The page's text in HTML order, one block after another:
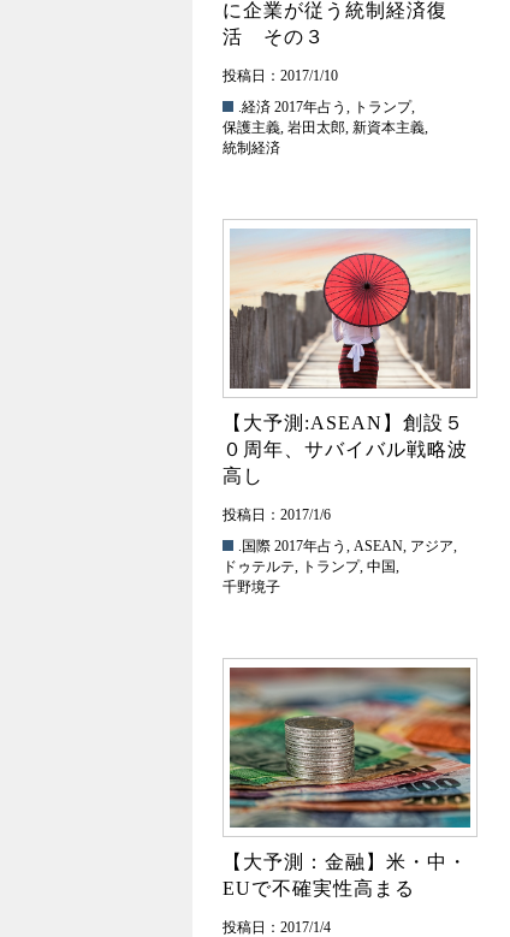
に企業が従う統制経済復
活 その３
投稿日：2017/1/10
.経済 2017年占う , トランプ,
保護主義, 岩田太郎, 新資本主義,
統制経済
【大予測:ASEAN】創設５
０周年、サバイバル戦略波
高し
投稿日：2017/1/6
.国際 2017年占う , ASEAN, アジア,
ドゥテルテ, トランプ, 中国,
千野境子
【大予測：金融】米・中・
EUで不確実性高まる
投稿日：2017/1/4